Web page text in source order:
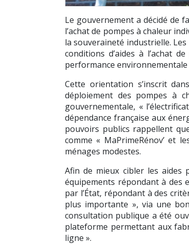
Le gouvernement a décidé de
l’achat de pompes à chaleur
la souveraineté industrielle. Les
conditions d’aides à l’achat
performance
Cette orientation s’inscrit
déploiement des pompes à
gouvernementale, «
dépendance française aux
pouvoirs publics rappellent
comme « MaPrimeRénov’ et
ménages modestes.
Afin de mieux cibler les aides
équipements répondant à des
par l’État, répondant à des
plus importante », via une
consultation publique a été
plateforme permettant aux
ligne ».